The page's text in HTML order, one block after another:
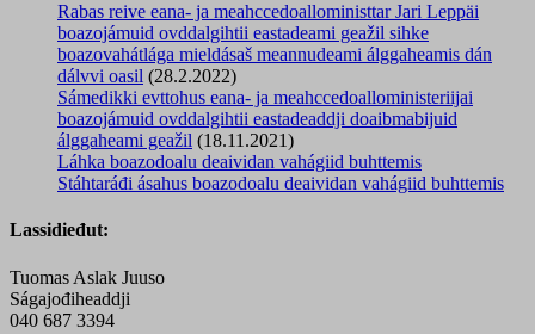
Rabas reive eana- ja meahccedoalloministtar Jari Leppäi
boazojámuid ovddalgihtii eastadeami geažil sihke
boazovahátlága mieldásaš meannudeami álggaheamis dán
dálvvi oasil (28.2.2022)
Sámedikki evttohus eana- ja meahccedoalloministeriijai
boazojámuid ovddalgihtii eastadeaddji doaibmabijuid
álggaheami geažil (18.11.2021)
Láhka boazodoalu deaividan vahágiid buhttemis
Stáhtaráđi ásahus boazodoalu deaividan vahágiid buhttemis
Lassidieđut:
Tuomas Aslak Juuso
Ságajođiheaddji
040 687 3394